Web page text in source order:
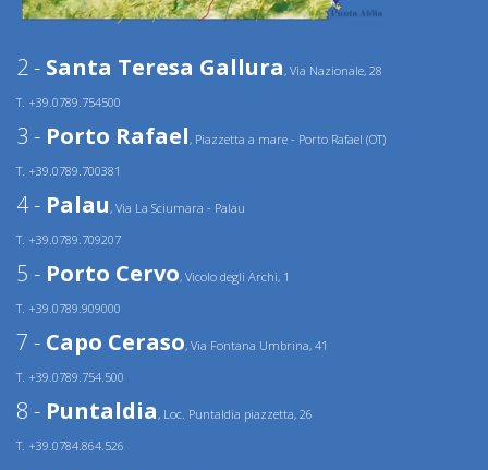
2 - Santa Teresa Gallura, Via Nazionale, 28
T. +39.0789.754500
3 - Porto Rafael, Piazzetta a mare - Porto Rafael (OT)
T. +39.0789.700381
4 - Palau, Via La Sciumara - Palau
T. +39.0789.709207
5 - Porto Cervo, Vicolo degli Archi, 1
T. +39.0789.909000
7 - Capo Ceraso, Via Fontana Umbrina, 41
T. +39.0789.754.500
8 - Puntaldia, Loc. Puntaldia piazzetta, 26
T. +39.0784.864.526